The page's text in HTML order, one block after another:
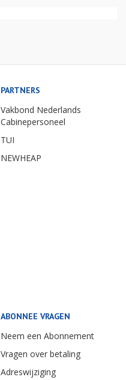
PARTNERS
Vakbond Nederlands
Cabinepersoneel
TUI
NEWHEAP
ABONNEE VRAGEN
Neem een Abonnement
Vragen over betaling
Adreswijziging